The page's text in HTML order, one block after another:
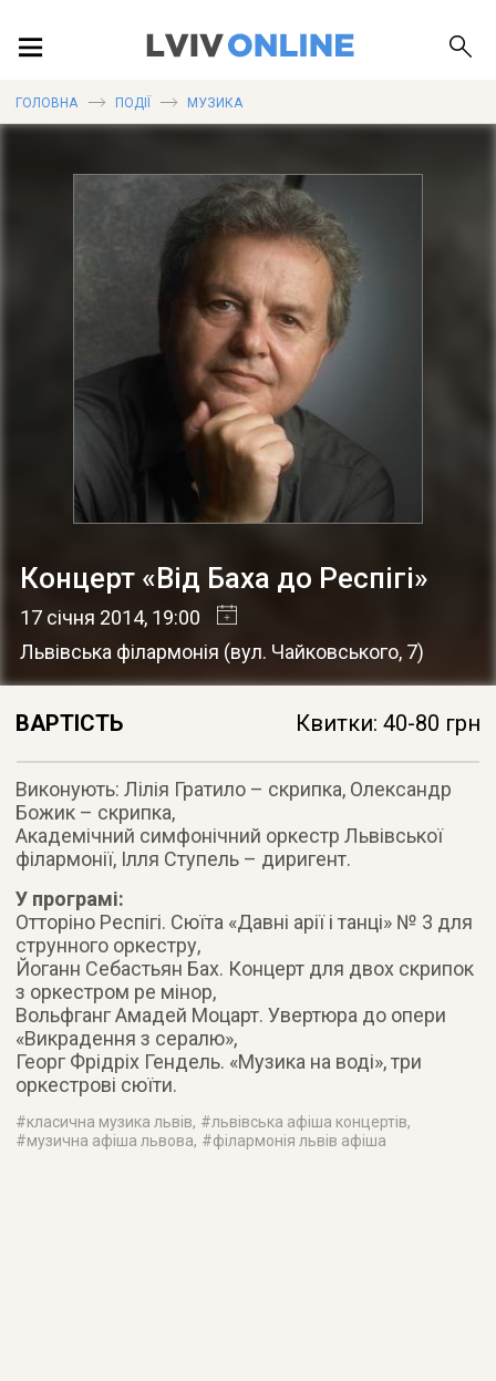
ГОЛОВНА ПОДІЇ МУЗИКА
Концерт «Від Баха до Респігі»
17 січня 2014, 19:00
Львівська філармонія (вул. Чайковського, 7)
ВАРТІСТЬ Квитки: 40-80 грн
Виконують: Лілія Гратило – скрипка, Олександр
Божик – скрипка,
Академічний симфонічний оркестр Львівської
філармонії, Ілля Ступель – диригент.
У програмі:
Отторіно Респігі. Сюїта «Давні арії і танці» № 3 для
струнного оркестру,
Йоганн Себастьян Бах. Концерт для двох скрипок
з оркестром ре мінор,
Вольфганг Амадей Моцарт. Увертюра до опери
«Викрадення з сералю»,
Георг Фрідріх Гендель. «Музика на воді», три
оркестрові сюїти.
#класична музика львів, #львівська афіша концертів,
#музична афіша львова, #філармонія львів афіша